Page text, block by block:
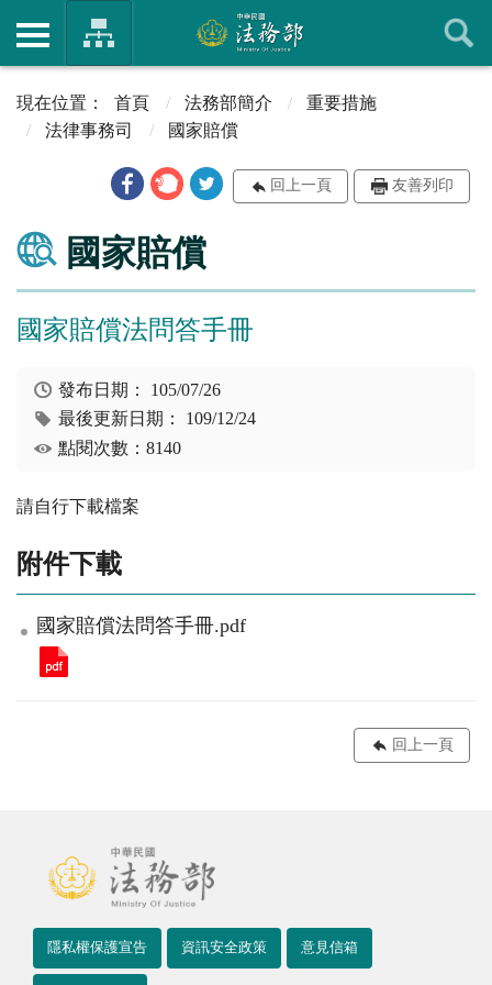
首頁 法務部簡介
重要措施
法律事務司
國家賠償
回上一頁 友善列印
國家賠償
國家賠償法問答手冊
發布日期： 105/07/26
最後更新日期： 109/12/24
點閱次數：8140
請自行下載檔案
附件下載
國家賠償法問答手冊.pdf
回上一頁
隱私權保護宣告 資訊安全政策 意見信箱